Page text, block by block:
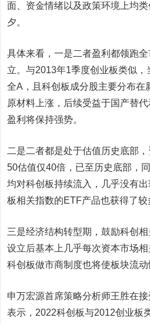
面、资金情绪以及政策环境上均
夕。
具体来看，一是二者盈利都领跑
立。与2013年1季度创业板类似
全A，且科创板成分股主要分布在
原材料上涨，后续受益于国产替
盈利将保持强势。
二是二者都是处于估值历史底部
50估值仅40倍，已至历史底部，
均对科创板持续流入，几乎没有
板相关指数的ETF产品也获得了较
三是经济结构转型期，鼓励科创
设立后基本上几乎每次资本市场
科创板做市商制度也将使板块流动
申万宏源首席策略分析师王胜在
表示，2022科创板与2012创业板